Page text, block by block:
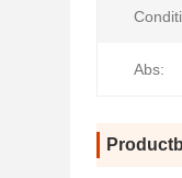
Abs: